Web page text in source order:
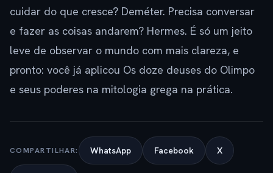
cuidar do que cresce? Deméter. Precisa conversar
e fazer as coisas andarem? Hermes. É só um jeito
leve de observar o mundo com mais clareza, e
pronto: você já aplicou Os doze deuses do Olimpo
e seus poderes na mitologia grega na prática.
COMPARTILHAR: WhatsApp Facebook X